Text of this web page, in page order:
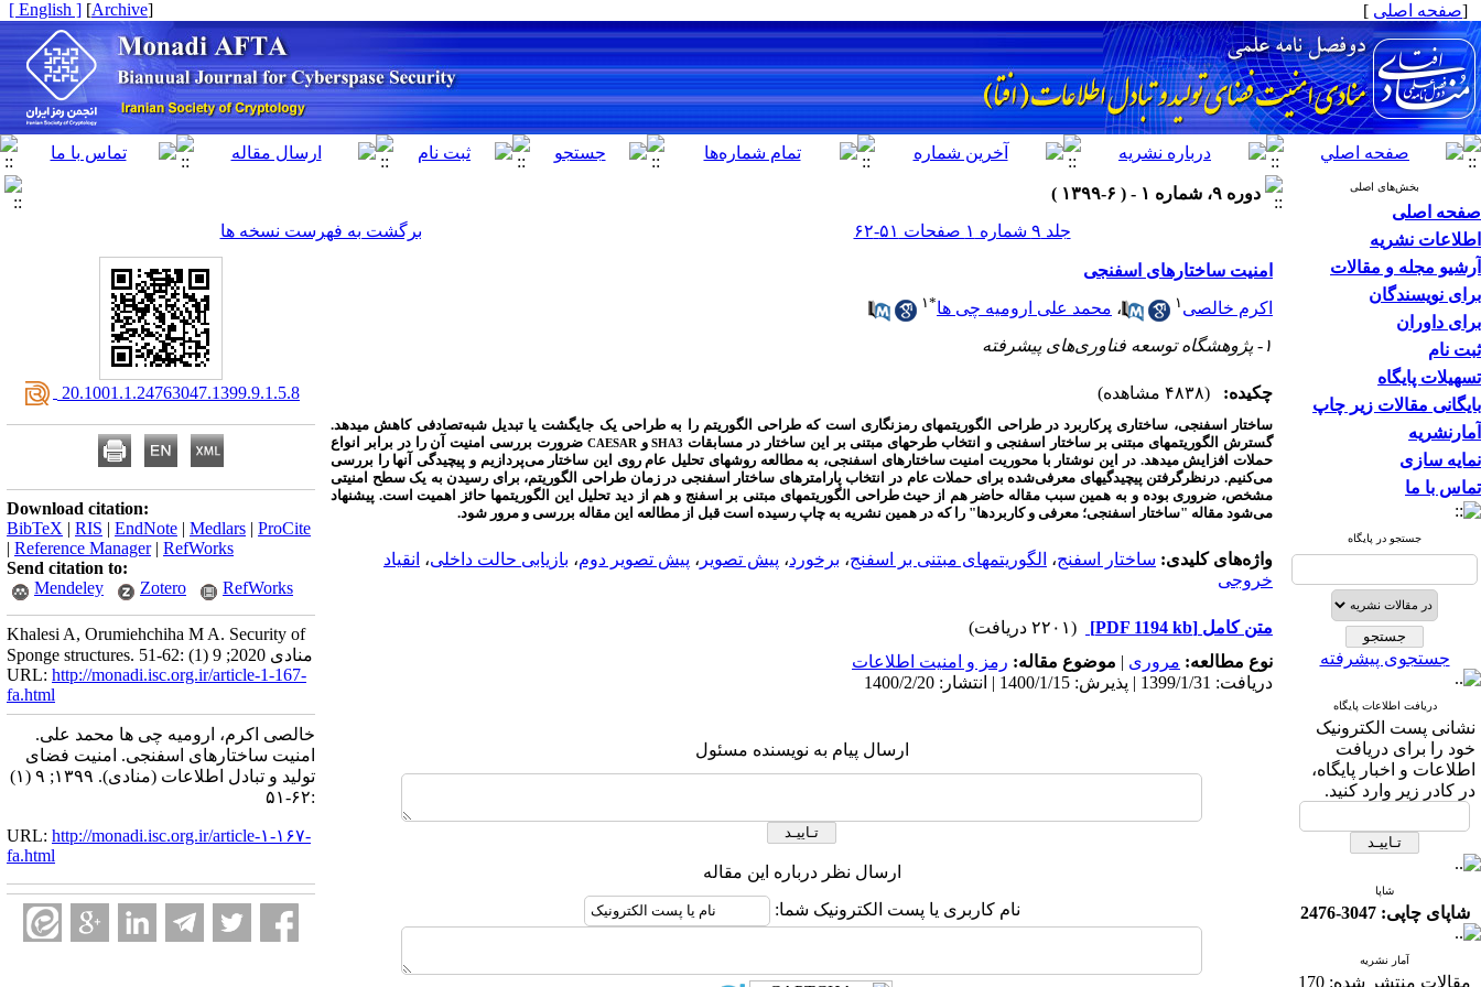
[صفحه اصلی ]
[
Archive
]
[ English ]
بخش‌های اصلی
صفحه اصلی
اطلاعات نشریه
آرشیو مجله و مقالات
برای نویسندگان
برای داوران
ثبت نام
تسهیلات پایگاه
بایگانی مقالات زیر چاپ
آمارنشریه
نمایه سازی
تماس با ما
جستجو در پایگاه
جستجوی پیشرفته
دریافت اطلاعات پایگاه
نشانی پست الکترونیک
خود را برای دریافت
اطلاعات و اخبار پایگاه،
در کادر زیر وارد کنید.
شاپا
شاپای چاپی: 3047-2476
آمار نشریه
مقالات منتشر شده: 170
دوره ۹، شماره ۱ - ( ۶-۱۳۹۹ )
جلد ۹ شماره ۱ صفحات ۵۱-۶۲
برگشت به فهرست نسخه ها
امنیت ساختارهای اسفنجی
اکرم خالصی ۱ ، محمد علی ارومیه چی ها*۱
۱- پژوهشگاه توسعه فناوری‌های پیشرفته
چکیده: (۴۸۳۸ مشاهده)
ساختار اسفنجی، ساختاری پرکاربرد در طراحی الگوریتم­های رمزنگاری است که طراحی الگوریتم را به طراحی یک جایگشت یا تبدیل شبه‌تصادفی کاهش می­دهد.
گسترش الگوریتم­های مبتنی بر ساختار اسفنجی و انتخاب طرح­های مبتنی بر این ساختار در مسابقات SHA3وCAESAR ضرورت بررسی امنیت آن را در برابر انواع
حملات افزایش می­دهد. در این نوشتار با محوریت امنیت ساختارهای اسفنجی، به مطالعه روش­های تحلیل عام روی این ساختار می‌پردازیم و پیچیدگی آنها را بررسی
می‌کنیم. در‌نظر‌گرفتن پیچیدگی­های معرفی‌شده برای حملات عام در انتخاب پارامترهای ساختار اسفنجی در زمان طراحی الگوریتم، برای رسیدن به یک سطح امنیتی
مشخص، ضروری بوده و به همین سبب مقاله حاضر هم از حیث طراحی الگوریتم­های مبتنی بر اسفنج و هم از دید تحلیل این الگوریتم­ها حائز اهمیت است. پیشنهاد
می‌شود مقاله "ساختار اسفنجی؛ معرفی و کاربردها" را که در همین نشریه به چاپ رسیده است قبل از مطالعه این مقاله بررسی و مرور شود.
واژه‌های کلیدی: ساختار اسفنج، الگوریتمهای مبتنی بر اسفنج، برخورد، پیش تصویر ، پیش تصویر دوم، بازیابی حالت داخلی، انقیاد
خروجی
متن کامل [PDF 1194 kb]
(۲۲۰۱ دریافت)
نوع مطالعه: مروری | موضوع مقاله: رمز و امنیت اطلاعات
دریافت: 1399/1/31 | پذیرش: 1400/1/15 | انتشار: 1400/2/20
ارسال پیام به نویسنده مسئول
ارسال نظر درباره این مقاله
نام کاربری یا پست الکترونیک شما:
‎ 20.1001.1.24763047.1399.9.1.5.8
Download citation:
BibTeX | RIS | EndNote | Medlars | ProCite
| Reference Manager| RefWorks
Send citation to:
Mendeley
Zotero RefWorks
Khalesi A, Orumiehchiha M A. Security of
Sponge structures. منادی 2020; 9 (1) :62-51
URL: http://monadi.isc.org.ir/article-1-167-
fa.html
خالصی اکرم، ارومیه چی ها محمد علی.
امنیت ساختارهای اسفنجی. امنیت فضای
تولید و تبادل اطلاعات (منادی). ۱۳۹۹; ۹ (۱)
:۶۲-۵۱
URL: http://monadi.isc.org.ir/article-۱-۱۶۷-
fa.html